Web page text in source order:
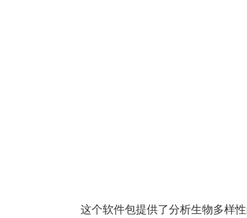
这个软件包提供了分析生物多样